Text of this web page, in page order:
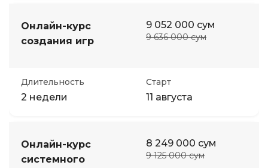
Онлайн-курс
создания игр
9 052 000 сум
9 636 000 сум
Длительность
2 недели
Старт
11 августа
Онлайн-курс
системного
8 249 000 сум
9 125 000 сум